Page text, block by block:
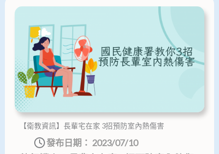
【衛教資訊】長輩宅在家 3招預防室內熱傷害
發布日期： 2023/07/10